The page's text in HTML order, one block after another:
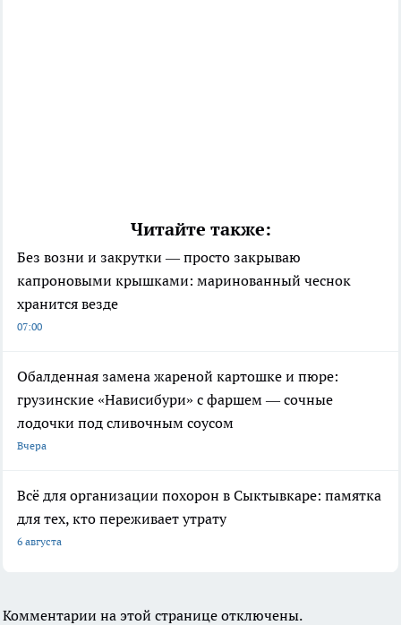
Читайте также:
Без возни и закрутки — просто закрываю
капроновыми крышками: маринованный чеснок
хранится везде
07:00
Обалденная замена жареной картошке и пюре:
грузинские «Нависибури» с фаршем — сочные
лодочки под сливочным соусом
Вчера
Всё для организации похорон в Сыктывкаре: памятка
для тех, кто переживает утрату
6 августа
Комментарии на этой странице отключены.